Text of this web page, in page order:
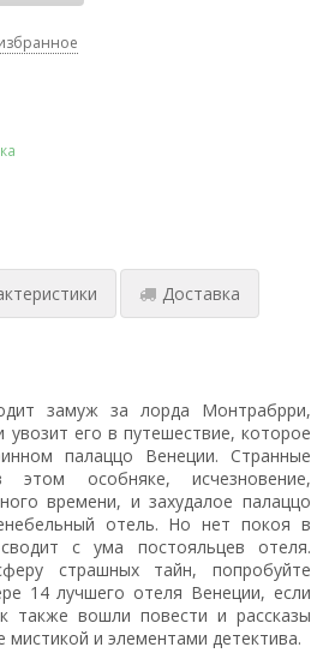
Доставка
замуж за лорда Монтрабрри,
увозит его в путешествие, которое
палаццо Венеции. Странные
особняке, исчезновение,
времени, и захудалое палаццо
отель. Но нет покоя в
с ума постояльцев отеля.
страшных тайн, попробуйте
14 лучшего отеля Венеции, если
также вошли повести и рассказы
мистикой и элементами детектива.